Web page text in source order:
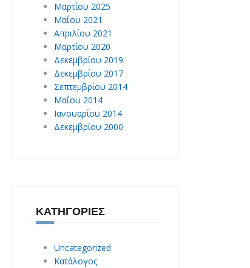
Μαρτίου 2025
Μαΐου 2021
Απριλίου 2021
Μαρτίου 2020
Δεκεμβρίου 2019
Δεκεμβρίου 2017
Σεπτεμβρίου 2014
Μαΐου 2014
Ιανουαρίου 2014
Δεκεμβρίου 2000
ΚΑΤΗΓΟΡΊΕΣ
Uncategorized
Κατάλογος